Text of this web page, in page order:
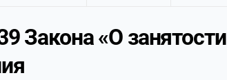
Закона «О